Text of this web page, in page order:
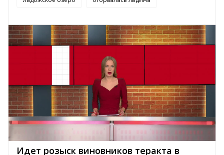
Идет розыск виновников теракта в